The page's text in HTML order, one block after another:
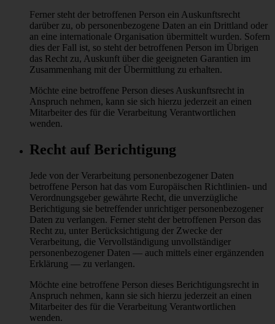
Ferner steht der betroffenen Person ein Auskunftsrecht
darüber zu, ob personenbezogene Daten an ein Drittland oder
an eine internationale Organisation übermittelt wurden. Sofern
dies der Fall ist, so steht der betroffenen Person im Übrigen
das Recht zu, Auskunft über die geeigneten Garantien im
Zusammenhang mit der Übermittlung zu erhalten.
Möchte eine betroffene Person dieses Auskunftsrecht in
Anspruch nehmen, kann sie sich hierzu jederzeit an einen
Mitarbeiter des für die Verarbeitung Verantwortlichen
wenden.
Recht auf Berichtigung
Jede von der Verarbeitung personenbezogener Daten
betroffene Person hat das vom Europäischen Richtlinien- und
Verordnungsgeber gewährte Recht, die unverzügliche
Berichtigung sie betreffender unrichtiger personenbezogener
Daten zu verlangen. Ferner steht der betroffenen Person das
Recht zu, unter Berücksichtigung der Zwecke der
Verarbeitung, die Vervollständigung unvollständiger
personenbezogener Daten — auch mittels einer ergänzenden
Erklärung — zu verlangen.
Möchte eine betroffene Person dieses Berichtigungsrecht in
Anspruch nehmen, kann sie sich hierzu jederzeit an einen
Mitarbeiter des für die Verarbeitung Verantwortlichen
wenden.